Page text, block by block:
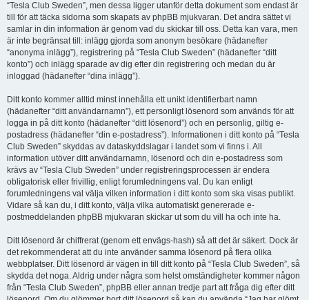
“Tesla Club Sweden”, men dessa ligger utanför detta dokument som endast är
till för att täcka sidorna som skapats av phpBB mjukvaran. Det andra sättet vi
samlar in din information är genom vad du skickar till oss. Detta kan vara, men
är inte begränsat till: inlägg gjorda som anonym besökare (hädanefter
“anonyma inlägg”), registrering på “Tesla Club Sweden” (hädanefter “ditt
konto”) och inlägg sparade av dig efter din registrering och medan du är
inloggad (hädanefter “dina inlägg”).
Ditt konto kommer alltid minst innehålla ett unikt identifierbart namn
(hädanefter “ditt användarnamn”), ett personligt lösenord som används för att
logga in på ditt konto (hädanefter “ditt lösenord”) och en personlig, giltig e-
postadress (hädanefter “din e-postadress”). Informationen i ditt konto på “Tesla
Club Sweden” skyddas av dataskyddslagar i landet som vi finns i. All
information utöver ditt användarnamn, lösenord och din e-postadress som
krävs av “Tesla Club Sweden” under registreringsprocessen är endera
obligatorisk eller frivillig, enligt forumledningens val. Du kan enligt
forumledningens val välja vilken information i ditt konto som ska visas publikt.
Vidare så kan du, i ditt konto, välja vilka automatiskt genererade e-
postmeddelanden phpBB mjukvaran skickar ut som du vill ha och inte ha.
Ditt lösenord är chiffrerat (genom ett envägs-hash) så att det är säkert. Dock är
det rekommenderat att du inte använder samma lösenord på flera olika
webbplatser. Ditt lösenord är vägen in till ditt konto på “Tesla Club Sweden”, så
skydda det noga. Aldrig under några som helst omständigheter kommer någon
från “Tesla Club Sweden”, phpBB eller annan tredje part att fråga dig efter ditt